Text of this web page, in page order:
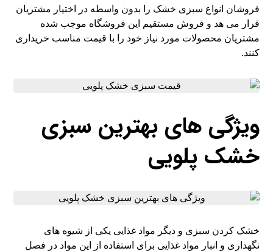
فروشان انواع سبزی خشک را بدون واسطه در اختیار مشتریان
قرار می هد و فروش مستقیم این فروشگاه موجب شده
مشتریان محصولات مورد نیاز خود را با قیمت مناسب خریداری
کنند.
ویژگی های بهترین سبزی
خشک پلویی
خشک کردن سبزی و دیگر مواد غذایی یکی از شیوه های
نگهداری و انبار مواد غذایی برای استفاده از این مواد در فصل